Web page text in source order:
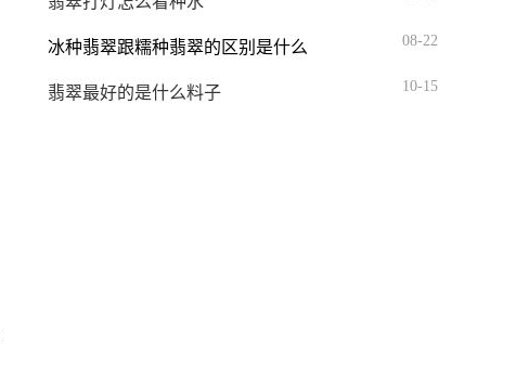
冰种翡翠跟糯种翡翠的区别是什么 08-22
翡翠最好的是什么料子 10-15